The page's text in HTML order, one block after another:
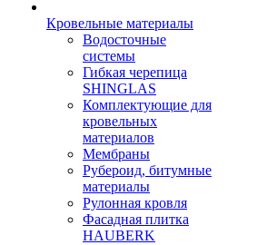
Кровельные материалы
Водосточные
системы
Гибкая черепица
SHINGLAS
Комплектующие для
кровельных
материалов
Мембраны
Рубероид, битумные
материалы
Рулонная кровля
Фасадная плитка
HAUBERK